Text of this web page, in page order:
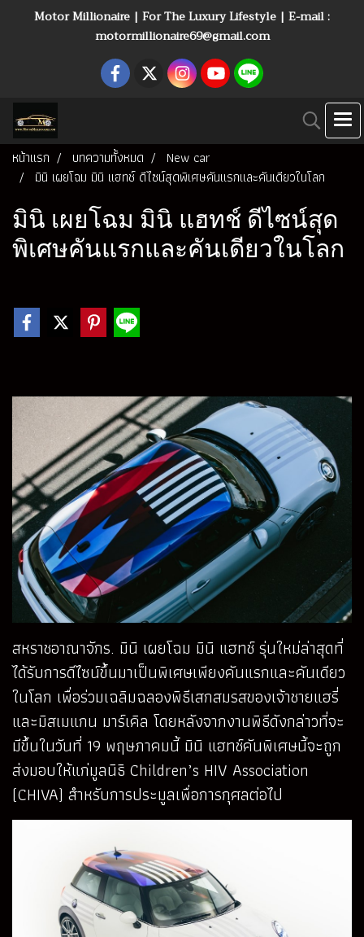
Motor Millionaire | For The Luxury Lifestyle | E-mail :
motormillionaire69@gmail.com
หน้าแรก บทความทั้งหมด
New car
มินิ เผยโฉม มินิ แฮทช์ ดีไซน์สุดพิเศษคันแรกและคันเดียวในโลก
มินิ เผยโฉม มินิ แฮทช์ ดีไซน์สุด
พิเศษคันแรกและคันเดียวในโลก
สหราชอาณาจักร. มินิ เผยโฉม มินิ แฮทช์ รุ่นใหม่ล่าสุดที่
ได้รับการดีไซน์ขึ้นมาเป็นพิเศษเพียงคันแรกและคันเดียว
ในโลก เพื่อร่วมเฉลิมฉลองพิธีเสกสมรสของเจ้าชายแฮรี่
และมิสเมแกน มาร์เคิล โดยหลังจากงานพิธีดังกล่าวที่จะ
มีขึ้นในวันที่ 19 พฤษภาคมนี้ มินิ แฮทช์คันพิเศษนี้จะถูก
ส่งมอบให้แก่มูลนิธิ Children’s HIV Association
(CHIVA) สำหรับการประมูลเพื่อการกุศลต่อไป